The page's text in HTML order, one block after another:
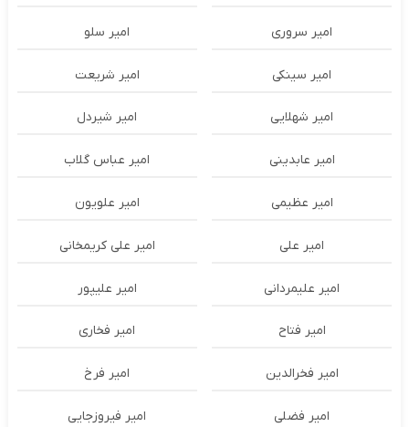
امیر سروری امیر سلو
امیر سینکی امیر شریعت
امیر شهلایی امیر شیردل
امیر عابدینی امیر عباس گلاب
امیر عظیمی امیر علویون
امیر علی امیر علی کریمخانی
امیر علیمردانی امیر علیپور
امیر فتاح امیر فخاری
امیر فخرالدین امیر فرخ
امیر فضلی امیر فیروزجایی